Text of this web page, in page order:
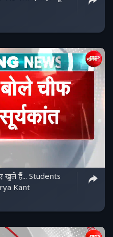
खुले हैं... Students
Kant